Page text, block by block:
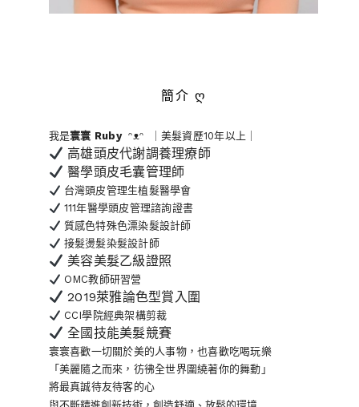
簡介 ღ
我是寰寰 Rubyᵔᴥᵔ ｜美髮資歷10年以上｜
高雄頭皮代謝調養理療師
醫學頭皮毛囊管理師
台灣頭皮管理生植髮醫學會
111年醫學頭皮管理諮詢證書
質感色特殊色漂染髮設計師
接髮燙髮染髮設計師
美容美髮乙級證照
OMC教師研習營
2019萊雅論色型賞入圍
CCI學院經典架構剪裁
全國技能美髮競賽
寰寰喜歡一切關於美的人事物，也喜歡吃喝玩樂
「美麗隨之而來，彷彿全世界圍繞著你的舞動」
將最真誠待友待客的心